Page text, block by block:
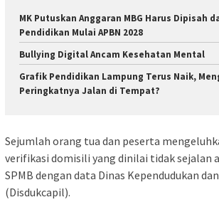
MK Putuskan Anggaran MBG Harus Dipisah
Pendidikan Mulai APBN 2028
Bullying Digital Ancam Kesehatan Mental
Grafik Pendidikan Lampung Terus Naik,
Peringkatnya Jalan di Tempat?
Sejumlah orang tua dan peserta
verifikasi domisili yang dinilai tidak sejalan
SPMB dengan data Dinas Kependudukan
(Disdukcapil).